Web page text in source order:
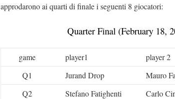
approdarono ai quarti di finale i seguenti 8 giocatori:
Quarter Final (February 18,
game player1 player 2
Q1
Jurand Drop Mauro
Q2
Stefano Fatighenti Carlo